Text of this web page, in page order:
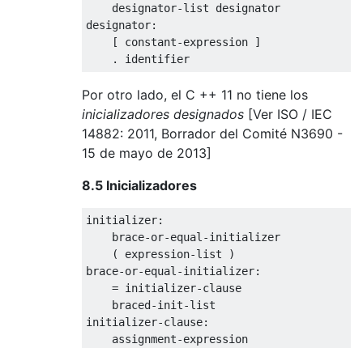
    designator
-list designator
designator:
[
constant-expression
]
.
identifier
Por otro lado, el C ++ 11 no tiene los
inicializadores designados [Ver ISO / IEC
14882: 2011, Borrador del Comité N3690 -
15 de mayo de 2013]
8.5 Inicializadores
initializer:
    brace
-or-equal -initializer
(
expression-list
)
brace-or-equal -initializer:
= initializer-clause
    braced
-init-list
initializer-clause:
    assignment
-expression